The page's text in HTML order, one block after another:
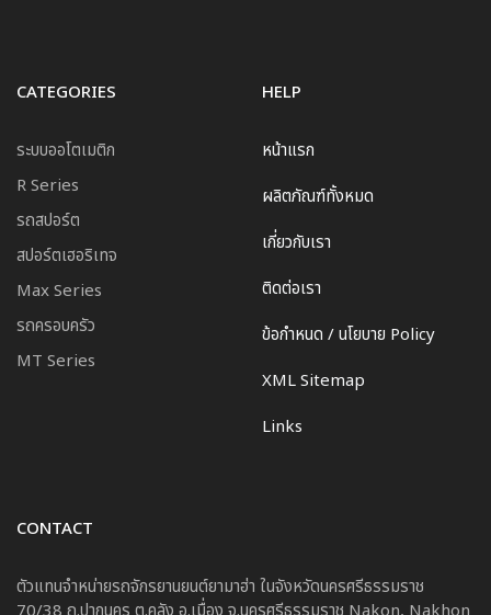
CATEGORIES
ระบบออโตเมติก
R Series
รถสปอร์ต
สปอร์ตเฮอริเทจ
Max Series
รถครอบครัว
MT Series
HELP
หน้าแรก
ผลิตภัณฑ์ทั้งหมด
เกี่ยวกับเรา
ติดต่อเรา
ข้อกำหนด / นโยบาย Policy
XML Sitemap
Links
CONTACT
ตัวแทนจำหน่ายรถจักรยานยนต์ยามาฮ่า ในจังหวัดนครศรีธรรมราช